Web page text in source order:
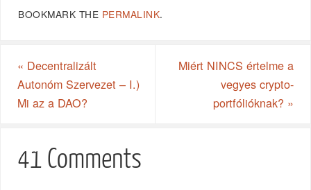
BOOKMARK THE PERMALINK.
« Decentralizált
Autonóm Szervezet – I.)
Mi az a DAO?
Miért NINCS értelme a
vegyes crypto-
portfólióknak? »
41 Comments